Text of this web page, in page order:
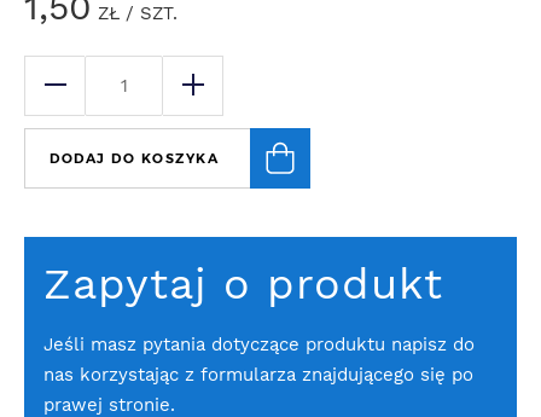
ZŁ / SZT.
DODAJ DO KOSZYKA
Zapytaj o produkt
Jeśli masz pytania dotyczące produktu napisz do
nas korzystając z formularza znajdującego się po
prawej stronie.